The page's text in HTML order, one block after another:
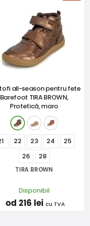
all-season pentru fete
Barefoot TIRA BROWN,
Protetică, maro
22 23 24
25
26
28
TIRA BROWN
Disponibil
od 216 lei cu TVA